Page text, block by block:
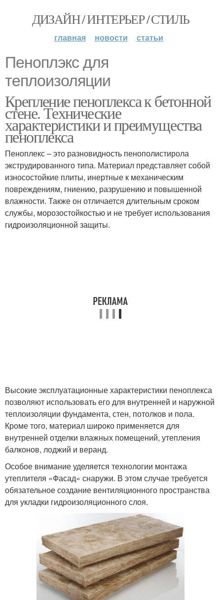
ДИЗАЙН / ИНТЕРЬЕР / СТИЛЬ
главная новости статьи
Пеноплэкс для
теплоизоляции
Крепление пеноплекса к бетонной
стене. Технические
характеристики и преимущества
пеноплекса
Пеноплекс – это разновидность пенополистирола
экструдированного типа. Материал представляет собой
износостойкие плиты, инертные к механическим
повреждениям, гниению, разрушению и повышенной
влажности. Также он отличается длительным сроком
службы, морозостойкостью и не требует использования
гидроизоляционной защиты.
Высокие эксплуатационные характеристики пеноплекса
позволяют использовать его для внутренней и наружной
теплоизоляции фундамента, стен, потолков и пола.
Кроме того, материал широко применяется для
внутренней отделки влажных помещений, утепления
балконов, лоджий и веранд.
Особое внимание уделяется технологии монтажа
утеплителя «Фасад» снаружи. В этом случае требуется
обязательное создание вентиляционного пространства
для укладки гидроизоляционного слоя.